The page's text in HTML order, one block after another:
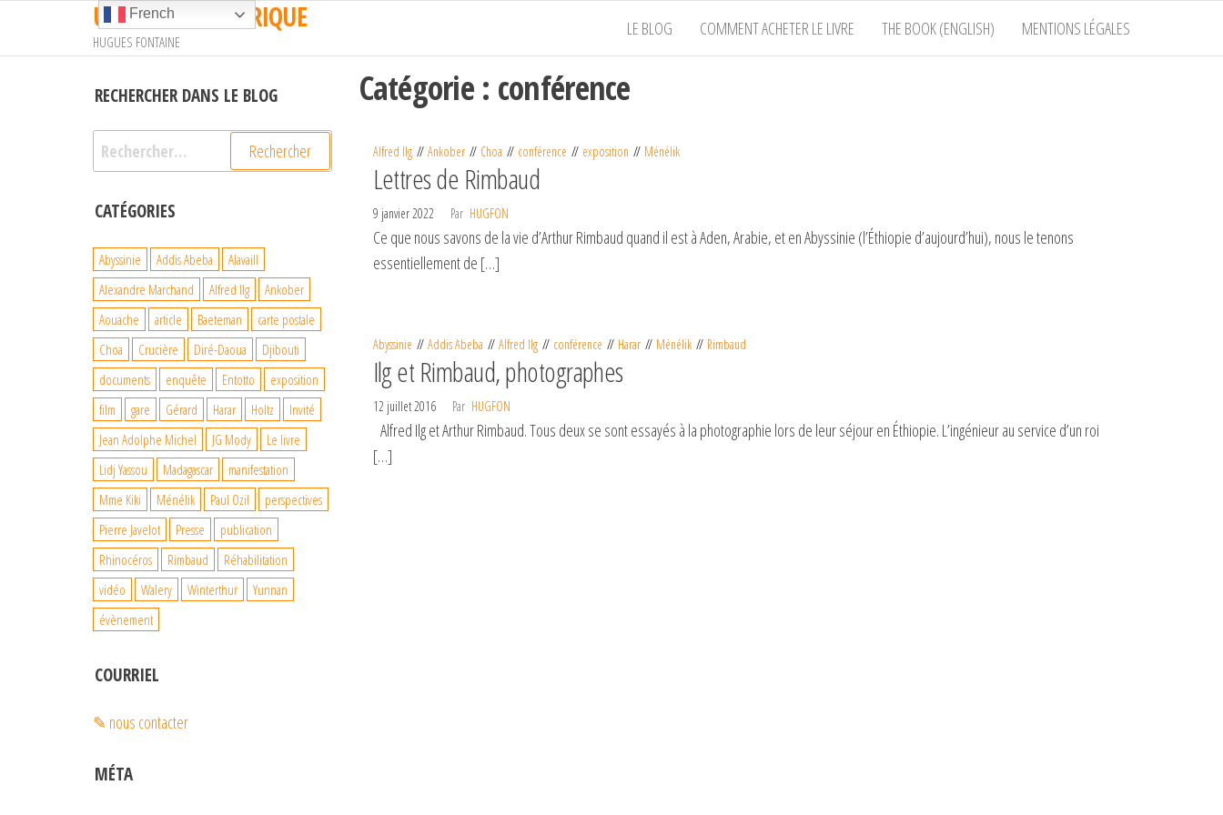
contenu
UN TRAIN EN AFRIQUE
HUGUES FONTAINE
LE BLOG COMMENT ACHETER LE LIVRE THE BOOK (ENGLISH) MENTIONS LÉGALES
Catégorie : conférence
Alfred Ilg Ankober Choa conférence exposition Ménélik
Lettres de Rimbaud
9 janvier 2022 Par HUGFON
Ce que nous savons de la vie d’Arthur Rimbaud quand il est à Aden, Arabie, et en Abyssinie (l’Éthiopie d’aujourd’hui), nous le tenons
essentiellement de […]
Abyssinie Addis Abeba Alfred Ilg conférence Harar Ménélik Rimbaud
Ilg et Rimbaud, photographes
12 juillet 2016 Par HUGFON
Alfred Ilg et Arthur Rimbaud. Tous deux se sont essayés à la photographie lors de leur séjour en Éthiopie. L’ingénieur au service d’un roi
[…]
RECHERCHER DANS LE BLOG
Rechercher :
CATÉGORIES
Abyssinie Addis Abeba
Alavaill
Alexandre Marchand
Alfred Ilg
Ankober
Aouache
article Baeteman
carte postale
Choa
Crucière Diré-Daoua
Djibouti
documents
enquête Entotto
exposition
film
gare Gérard Harar Holtz
Invité
Jean Adolphe Michel
JG Mody
Le livre
Lidj Yassou
Madagascar
manifestation
Mme Kiki
Ménélik Paul Ozil
perspectives
Pierre Javelot
Presse
publication
Rhinocéros
Rimbaud
Réhabilitation
vidéo
Walery Winterthur
Yunnan
évènement
COURRIEL
✎ nous contacter
MÉTA
French